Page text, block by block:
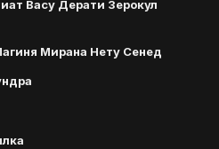
Васу Дерати Зерокул
Мирана Нету Сенед